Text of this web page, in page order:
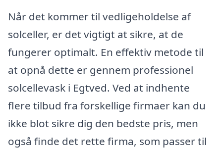
Når det kommer til vedligeholdelse af
solceller, er det vigtigt at sikre, at de
fungerer optimalt. En effektiv metode til
at opnå dette er gennem professionel
solcellevask i Egtved. Ved at indhente
flere tilbud fra forskellige firmaer kan du
ikke blot sikre dig den bedste pris, men
også finde det rette firma, som passer til